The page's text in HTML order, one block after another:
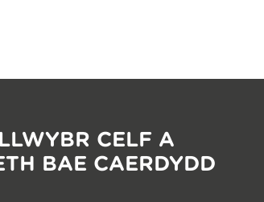
CELF A
BAE CAERDYDD